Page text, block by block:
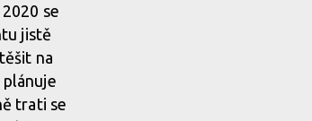
se
jistě
na
trati se